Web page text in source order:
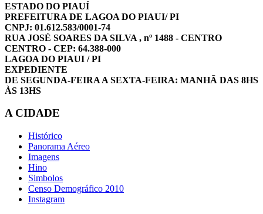
ESTADO DO PIAUÍ
PREFEITURA DE LAGOA DO PIAUI/ PI
CNPJ: 01.612.583/0001-74
RUA JOSÉ SOARES DA SILVA , nº 1488 - CENTRO
CENTRO - CEP: 64.388-000
LAGOA DO PIAUI / PI
EXPEDIENTE
DE SEGUNDA-FEIRA A SEXTA-FEIRA: MANHÃ DAS 8HS
ÀS 13HS
A CIDADE
Histórico
Panorama Aéreo
Imagens
Hino
Simbolos
Censo Demográfico 2010
Instagram